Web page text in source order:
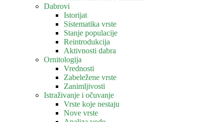
Dabrovi
Istorijat
Sistematika vrste
Stanje populacije
Reintrodukcija
Aktivnosti dabra
Ornitologija
Vrednosti
Zabeležene vrste
Zanimljivosti
Istraživanje i očuvanje
Vrste koje nestaju
Nove vrste